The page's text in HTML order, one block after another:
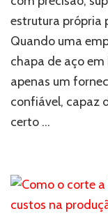
estrutura própria
Quando uma
chapa de aço
apenas um
confiável, capaz
certo …